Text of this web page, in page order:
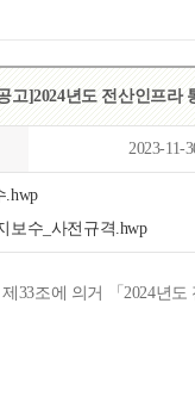
고]2024년도 전산인프라
2023-11-
.hwp
보수_사전규격.hwp
33조에 의거 「2024년